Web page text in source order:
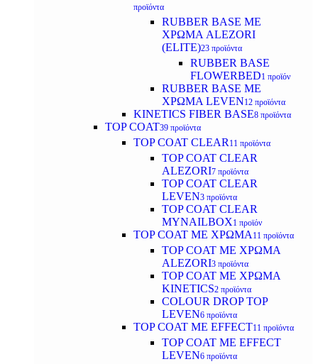
προϊόντα
RUBBER BASE ΜΕ
ΧΡΩΜΑ ALEZORI
(ELITE)23 προϊόντα
RUBBER BASE
FLOWERBED1 προϊόν
RUBBER BASE ΜΕ
ΧΡΩΜΑ LEVEN12 προϊόντα
KINETICS FIBER BASE8 προϊόντα
TOP COAT39 προϊόντα
TOP COAT CLEAR 11 προϊόντα
TOP COAT CLEAR
ALEZORI7 προϊόντα
TOP COAT CLEAR
LEVEN3 προϊόντα
TOP COAT CLEAR
MYNAILBOX1 προϊόν
TOP COAT ΜΕ ΧΡΩΜΑ 11 προϊόντα
TOP COAT ΜΕ ΧΡΩΜΑ
ALEZORI3 προϊόντα
TOP COAT ΜΕ ΧΡΩΜΑ
KINETICS2 προϊόντα
COLOUR DROP TOP
LEVEN6 προϊόντα
TOP COAT ΜΕ EFFECT11 προϊόντα
TOP COAT ME EFFECT
LEVEN6 προϊόντα